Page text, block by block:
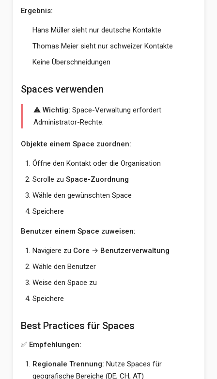
Ergebnis:
Hans Müller sieht nur deutsche Kontakte
Thomas Meier sieht nur schweizer Kontakte
Keine Überschneidungen
Spaces verwenden
⚠️ Wichtig: Space-Verwaltung erfordert
Administrator-Rechte.
Objekte einem Space zuordnen:
Öffne den Kontakt oder die Organisation
Scrolle zu Space-Zuordnung
Wähle den gewünschten Space
Speichere
Benutzer einem Space zuweisen:
Navigiere zu Core → Benutzerverwaltung
Wähle den Benutzer
Weise den Space zu
Speichere
Best Practices für Spaces
✅ Empfehlungen:
Regionale Trennung: Nutze Spaces für
geografische Bereiche (DE, CH, AT)